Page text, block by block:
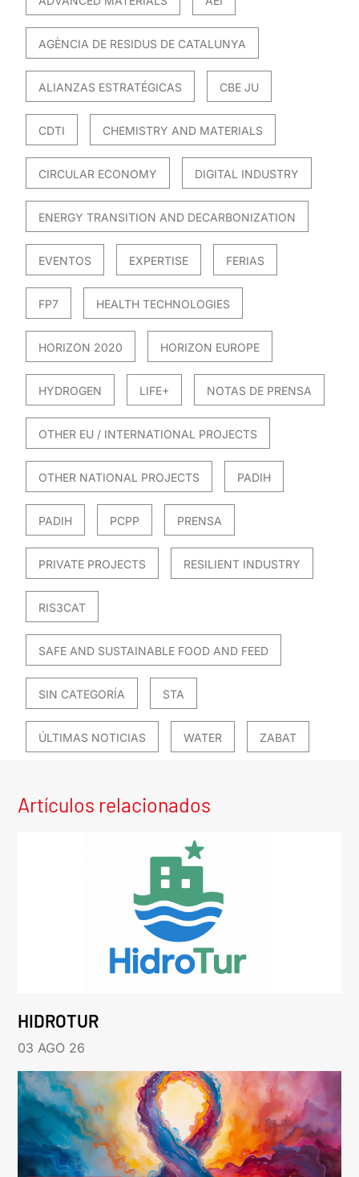
AGÈNCIA DE RESIDUS DE CATALUNYA
ALIANZAS ESTRATÉGICAS CBE JU
CDTI CHEMISTRY AND MATERIALS
CIRCULAR ECONOMY DIGITAL INDUSTRY
ENERGY TRANSITION AND DECARBONIZATION
EVENTOS EXPERTISE FERIAS
FP7 HEALTH TECHNOLOGIES
HORIZON 2020 HORIZON EUROPE
HYDROGEN LIFE+ NOTAS DE PRENSA
OTHER EU / INTERNATIONAL PROJECTS
OTHER NATIONAL PROJECTS PADIH
PADIH PCPP PRENSA
PRIVATE PROJECTS RESILIENT INDUSTRY
RIS3CAT
SAFE AND SUSTAINABLE FOOD AND FEED
SIN CATEGORÍA STA
ÚLTIMAS NOTICIAS WATER ZABAT
Artículos relacionados
HIDROTUR
03 AGO 26